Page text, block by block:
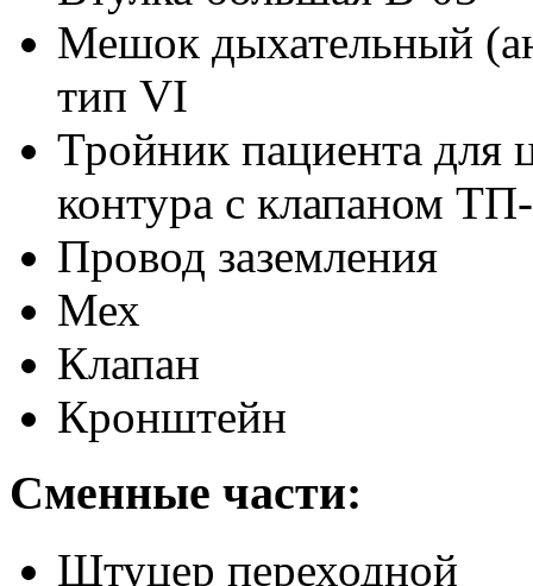
Мешок дыхательный
тип VI
Тройник пациента для
контура с клапаном
Провод заземления
Мех
Клапан
Кронштейн
Сменные части:
Штуцер переходной